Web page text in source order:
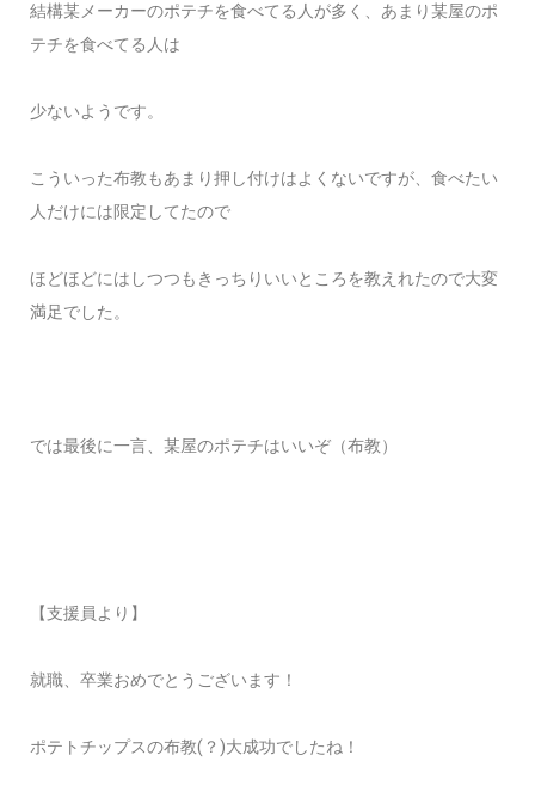
結構某メーカーのポテチを食べてる人が多く、あまり某屋のポ
テチを食べてる人は
少ないようです。
こういった布教もあまり押し付けはよくないですが、食べたい
人だけには限定してたので
ほどほどにはしつつもきっちりいいところを教えれたので大変
満足でした。
では最後に一言、某屋のポテチはいいぞ（布教）
【支援員より】
就職、卒業おめでとうございます！
ポテトチップスの布教(？)大成功でしたね！